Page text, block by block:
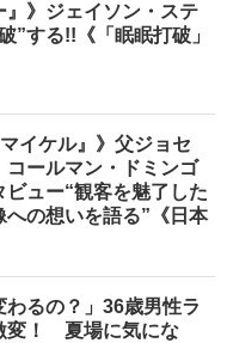
』》ジェイソン・ステ
”する!!《「眠眠打破」
イケル』》父ジョセ
コールマン・ドミンゴ
ュー“観客を魅了した
の想いを語る”《日本
わるの？」36歳男性ラ
変！ 夏場に気にな